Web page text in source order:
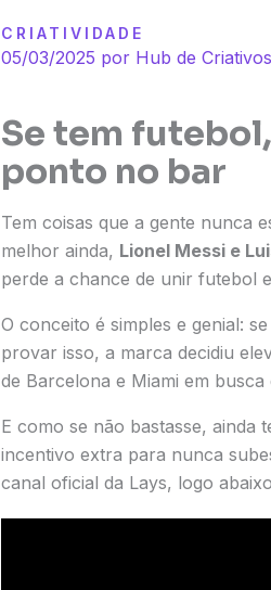
CRIATIVIDADE
05/03/2025 por Hub de Criativos
Se tem
ponto no bar
Tem coisas que a gente nunca
melhor ainda, Lionel Messi e
perde a chance de unir futebol
O conceito é simples e genial:
provar isso, a marca decidiu
de Barcelona e Miami em busca
E como se não bastasse, ainda
incentivo extra para nunca
canal oficial da Lays, logo